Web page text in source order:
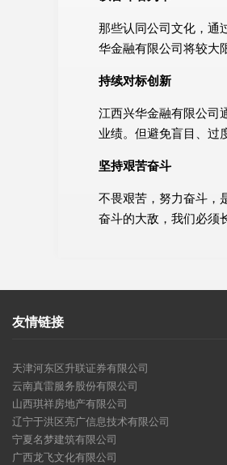
那些认同公司文化，通
华金融有限公司将较大
持续对标创新
江西兴华金融有限公司
业绩。但避免盲目、过
坚持艰苦奋斗
不畏艰苦，努力奋斗，
奋斗的大敌，我们必须
友情链接
天津河东区升联证券有限公司
云南真雷服务股份有限公司
山西琪祥房地产有限公司
辽宁于洪区亮广信息技术有限公司
宁夏名梦建筑有限公司
广西龙飞文化有限公司